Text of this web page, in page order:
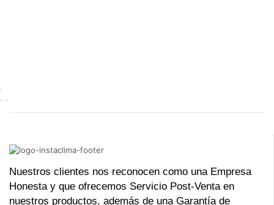
Nuestros clientes nos reconocen como una Empresa
Honesta y que ofrecemos Servicio Post-Venta en
nuestros productos, además de una Garantía de